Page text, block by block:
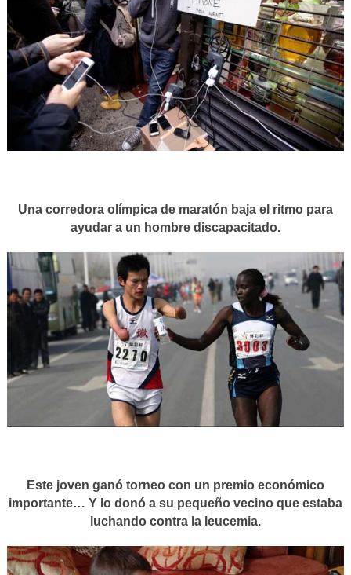
Una corredora olímpica de maratón baja el ritmo para
ayudar a un hombre discapacitado.
Este joven ganó torneo con un premio económico
importante… Y lo donó a su pequeño vecino que estaba
luchando contra la leucemia.